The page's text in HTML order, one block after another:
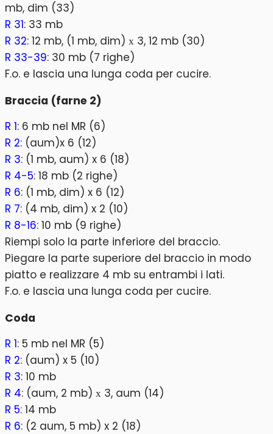
mb, dim (33)
R 31: 33 mb
R 32: 12 mb, (1 mb, dim) х 3, 12 mb (30)
R 33-39: 30 mb (7 righe)
F.o. e lascia una lunga coda per cucire.
Braccia (farne 2)
R 1: 6 mb nel MR (6)
R 2: (aum)x 6 (12)
R 3: (1 mb, aum) x 6 (18)
R 4-5: 18 mb (2 righe)
R 6: (1 mb, dim) x 6 (12)
R 7: (4 mb, dim) x 2 (10)
R 8-16: 10 mb (9 righe)
Riempi solo la parte inferiore del braccio.
Piegare la parte superiore del braccio in modo
piatto e realizzare 4 mb su entrambi i lati.
F.o. e lascia una lunga coda per cucire.
Coda
R 1: 5 mb nel MR (5)
R 2: (aum) x 5 (10)
R 3: 10 mb
R 4: (aum, 2 mb) х 3, aum (14)
R 5: 14 mb
R 6: (2 aum, 5 mb) x 2 (18)